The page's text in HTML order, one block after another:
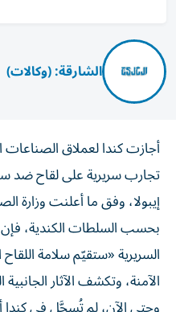
الشارقة: (وكالات)
أجازت كندا لعملاق الصناعات
تجارب سريرية على لقاح ضد
إيبولا، وفق ما أعلنت وزارة
بحسب السلطات الكندية، فإن
السريرية «ستقيّم سلامة
الآمنة، وتكشف الآثار